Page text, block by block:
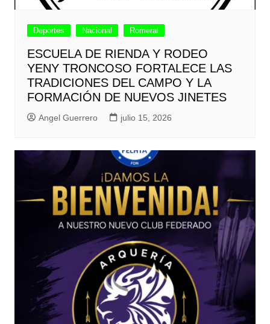
Deportes Nacional Romeral
ESCUELA DE RIENDA Y RODEO
YENY TRONCOSO FORTALECE LAS
TRADICIONES DEL CAMPO Y LA
FORMACIÓN DE NUEVOS JINETES
Angel Guerrero julio 15, 2026